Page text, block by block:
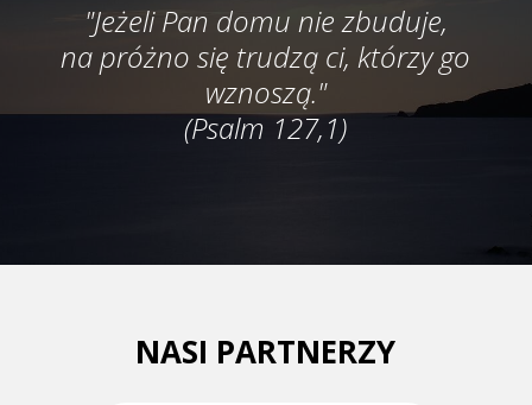
"Jeżeli Pan domu nie zbuduje,
na próżno się trudzą ci, którzy go
wznoszą."
(Psalm 127,1)
NASI PARTNERZY